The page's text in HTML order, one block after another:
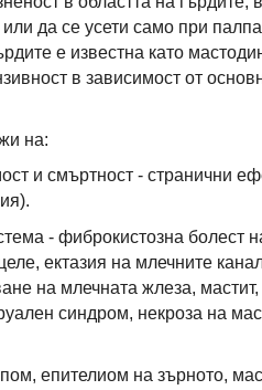
да се усети само при
е известна като
в зависимост от
на:
и смъртност - странични
- фиброкистозна болест
ектазия на млечните
на млечната жлеза,
синдром, некроза на
епителиом на зърното,